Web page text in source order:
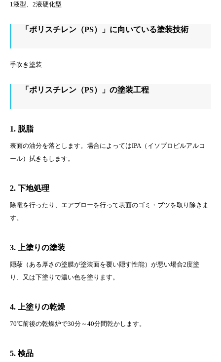
1液型、2液硬化型
「ポリスチレン（PS）」に向いている塗装技術
手吹き塗装
「ポリスチレン（PS）」の塗装工程
1. 脱脂
表面の油分を落とします。場合によってはIPA（イソプロピルアルコ
ール）拭きもします。
2. 下地処理
除電を行ったり、エアブローを行って表面のゴミ・ブツを取り除きま
す。
3. 上塗りの塗装
隠蔽（ある厚さの塗膜が塗装面を覆い隠す性能）が悪い場合2度塗
り、又は下塗りで濃い色を塗ります。
4. 上塗りの乾燥
70℃前後の乾燥炉で30分～40分間乾かします。
5. 検品